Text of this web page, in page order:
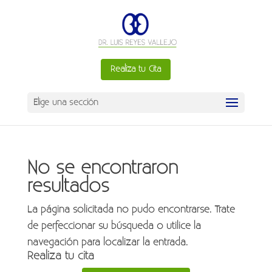
Realiza tu Cita
Elige una sección
No se encontraron
resultados
La página solicitada no pudo encontrarse. Trate
de perfeccionar su búsqueda o utilice la
navegación para localizar la entrada.
Realiza tu cita